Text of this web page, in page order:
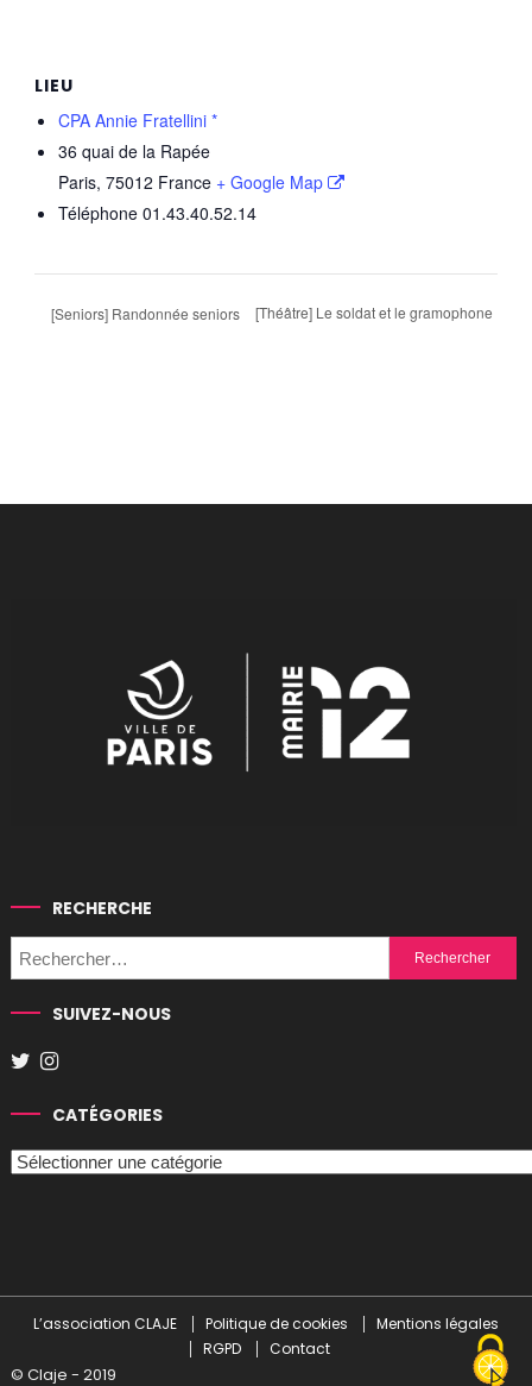
LIEU
CPA Annie Fratellini *
36 quai de la Rapée
Paris, 75012 France + Google Map
Téléphone 01.43.40.52.14
[Seniors] Randonnée seniors [Théâtre] Le soldat et le gramophone
RECHERCHE
Rechercher :
SUIVEZ-NOUS
CATÉGORIES
Catégories
L’association CLAJE Politique de cookies
Mentions légales
RGPD
Contact
© Claje - 2019